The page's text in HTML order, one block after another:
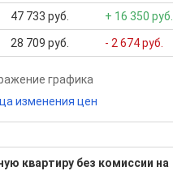
47 733 руб. + 16 350 руб.
28 709 руб. - 2 674 руб.
графика
изменения цен
квартиру без комиссии на